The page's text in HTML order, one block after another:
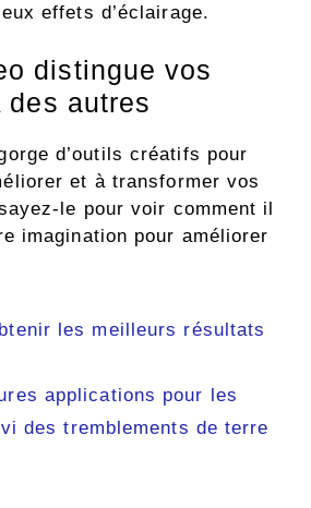
effets d’éclairage.
distingue vos
des autres
d’outils créatifs pour
et à transformer vos
le pour voir comment il
imagination pour améliorer
les meilleurs résultats
applications pour les
des tremblements de terre